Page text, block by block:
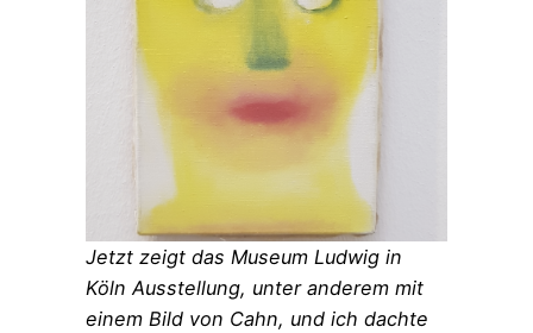
Jetzt zeigt das Museum Ludwig in
Köln Ausstellung, unter anderem mit
einem Bild von Cahn, und ich dachte